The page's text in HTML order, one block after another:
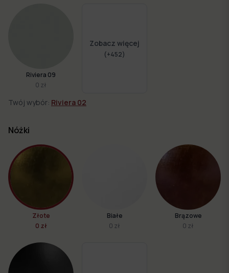
Riviera 09
0 zł
Zobacz więcej
(+452)
Twój wybór: Riviera 02
Nóżki
Złote
0 zł
Białe
0 zł
Brązowe
0 zł